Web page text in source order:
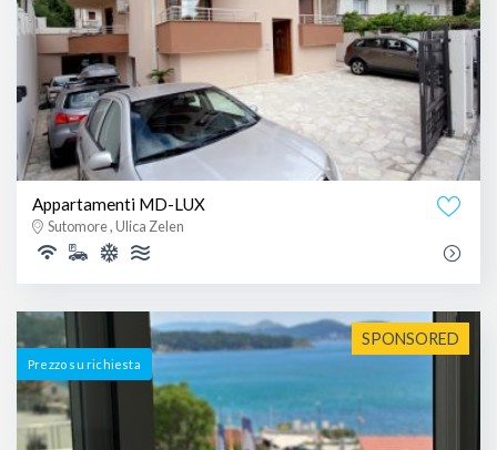
Appartamenti MD-LUX
Sutomore , Ulica Zelen
SPONSORED
Prezzo su richiesta